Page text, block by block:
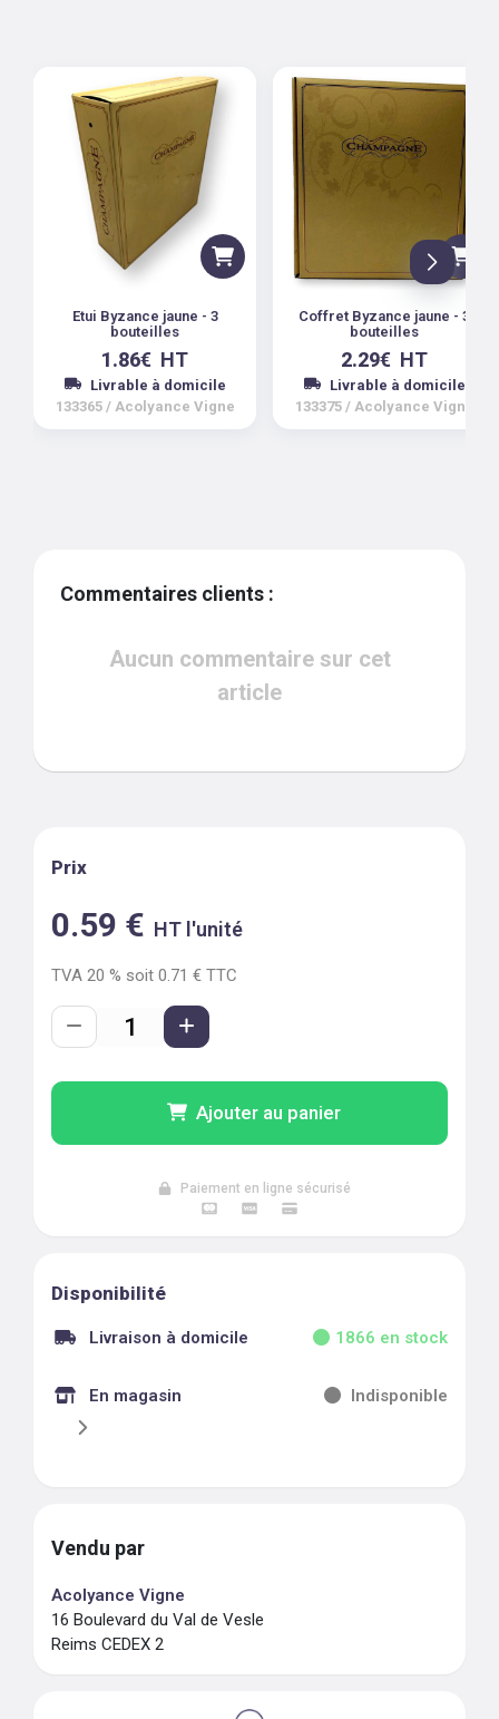
Etui Byzance jaune - 3
bouteilles
1.86€ HT
Livrable à domicile
133365 / Acolyance Vigne
Coffret Byzance jaune - 3
bouteilles
2.29€ HT
Livrable à domicile
133375 / Acolyance Vigne
Commentaires clients :
Aucun commentaire sur cet
article
Prix
0.59 € HT l'unité
TVA 20 % soit 0.71 € TTC
Ajouter au panier
Paiement en ligne sécurisé
Disponibilité
Livraison à domicile 1866 en stock
En magasin Indisponible
Vendu par
Acolyance Vigne
16 Boulevard du Val de Vesle
Reims CEDEX 2